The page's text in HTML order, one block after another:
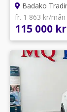
Badako
fr. 1 863 kr/mån
115 000 kr